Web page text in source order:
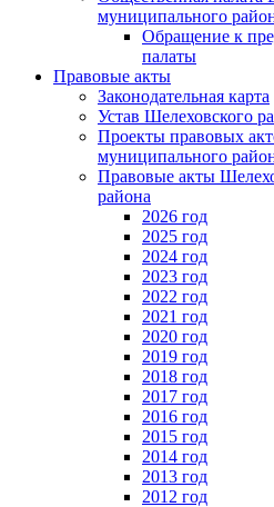
муниципального
Обращение к
палаты
Правовые акты
Законодательная карта
Устав Шелеховского
Проекты правовых
муниципального
Правовые акты
района
2026 год
2025 год
2024 год
2023 год
2022 год
2021 год
2020 год
2019 год
2018 год
2017 год
2016 год
2015 год
2014 год
2013 год
2012 год